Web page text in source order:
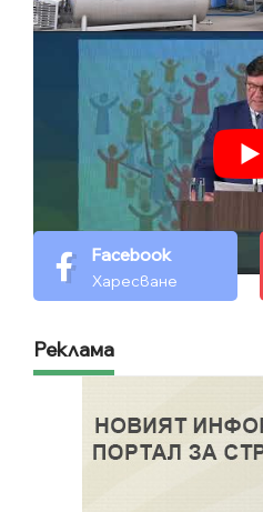
Facebook
Харесване
Реклама